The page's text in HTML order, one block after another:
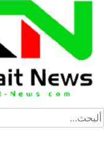
NE
News Elementor